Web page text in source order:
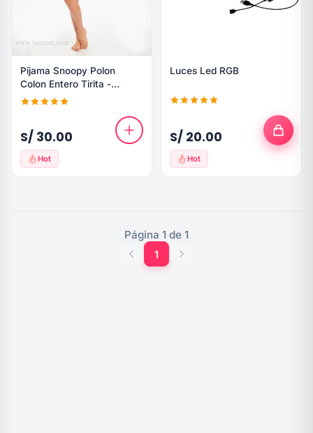
Pijama Snoopy Polon
Colon Entero Tirita -
Algodon
S/ 30.00
Hot
Luces Led RGB
S/ 20.00
Hot
Página 1 de 1
1